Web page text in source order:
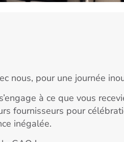
nous, pour une journée
à ce que vous
fournisseurs pour
inégalée.